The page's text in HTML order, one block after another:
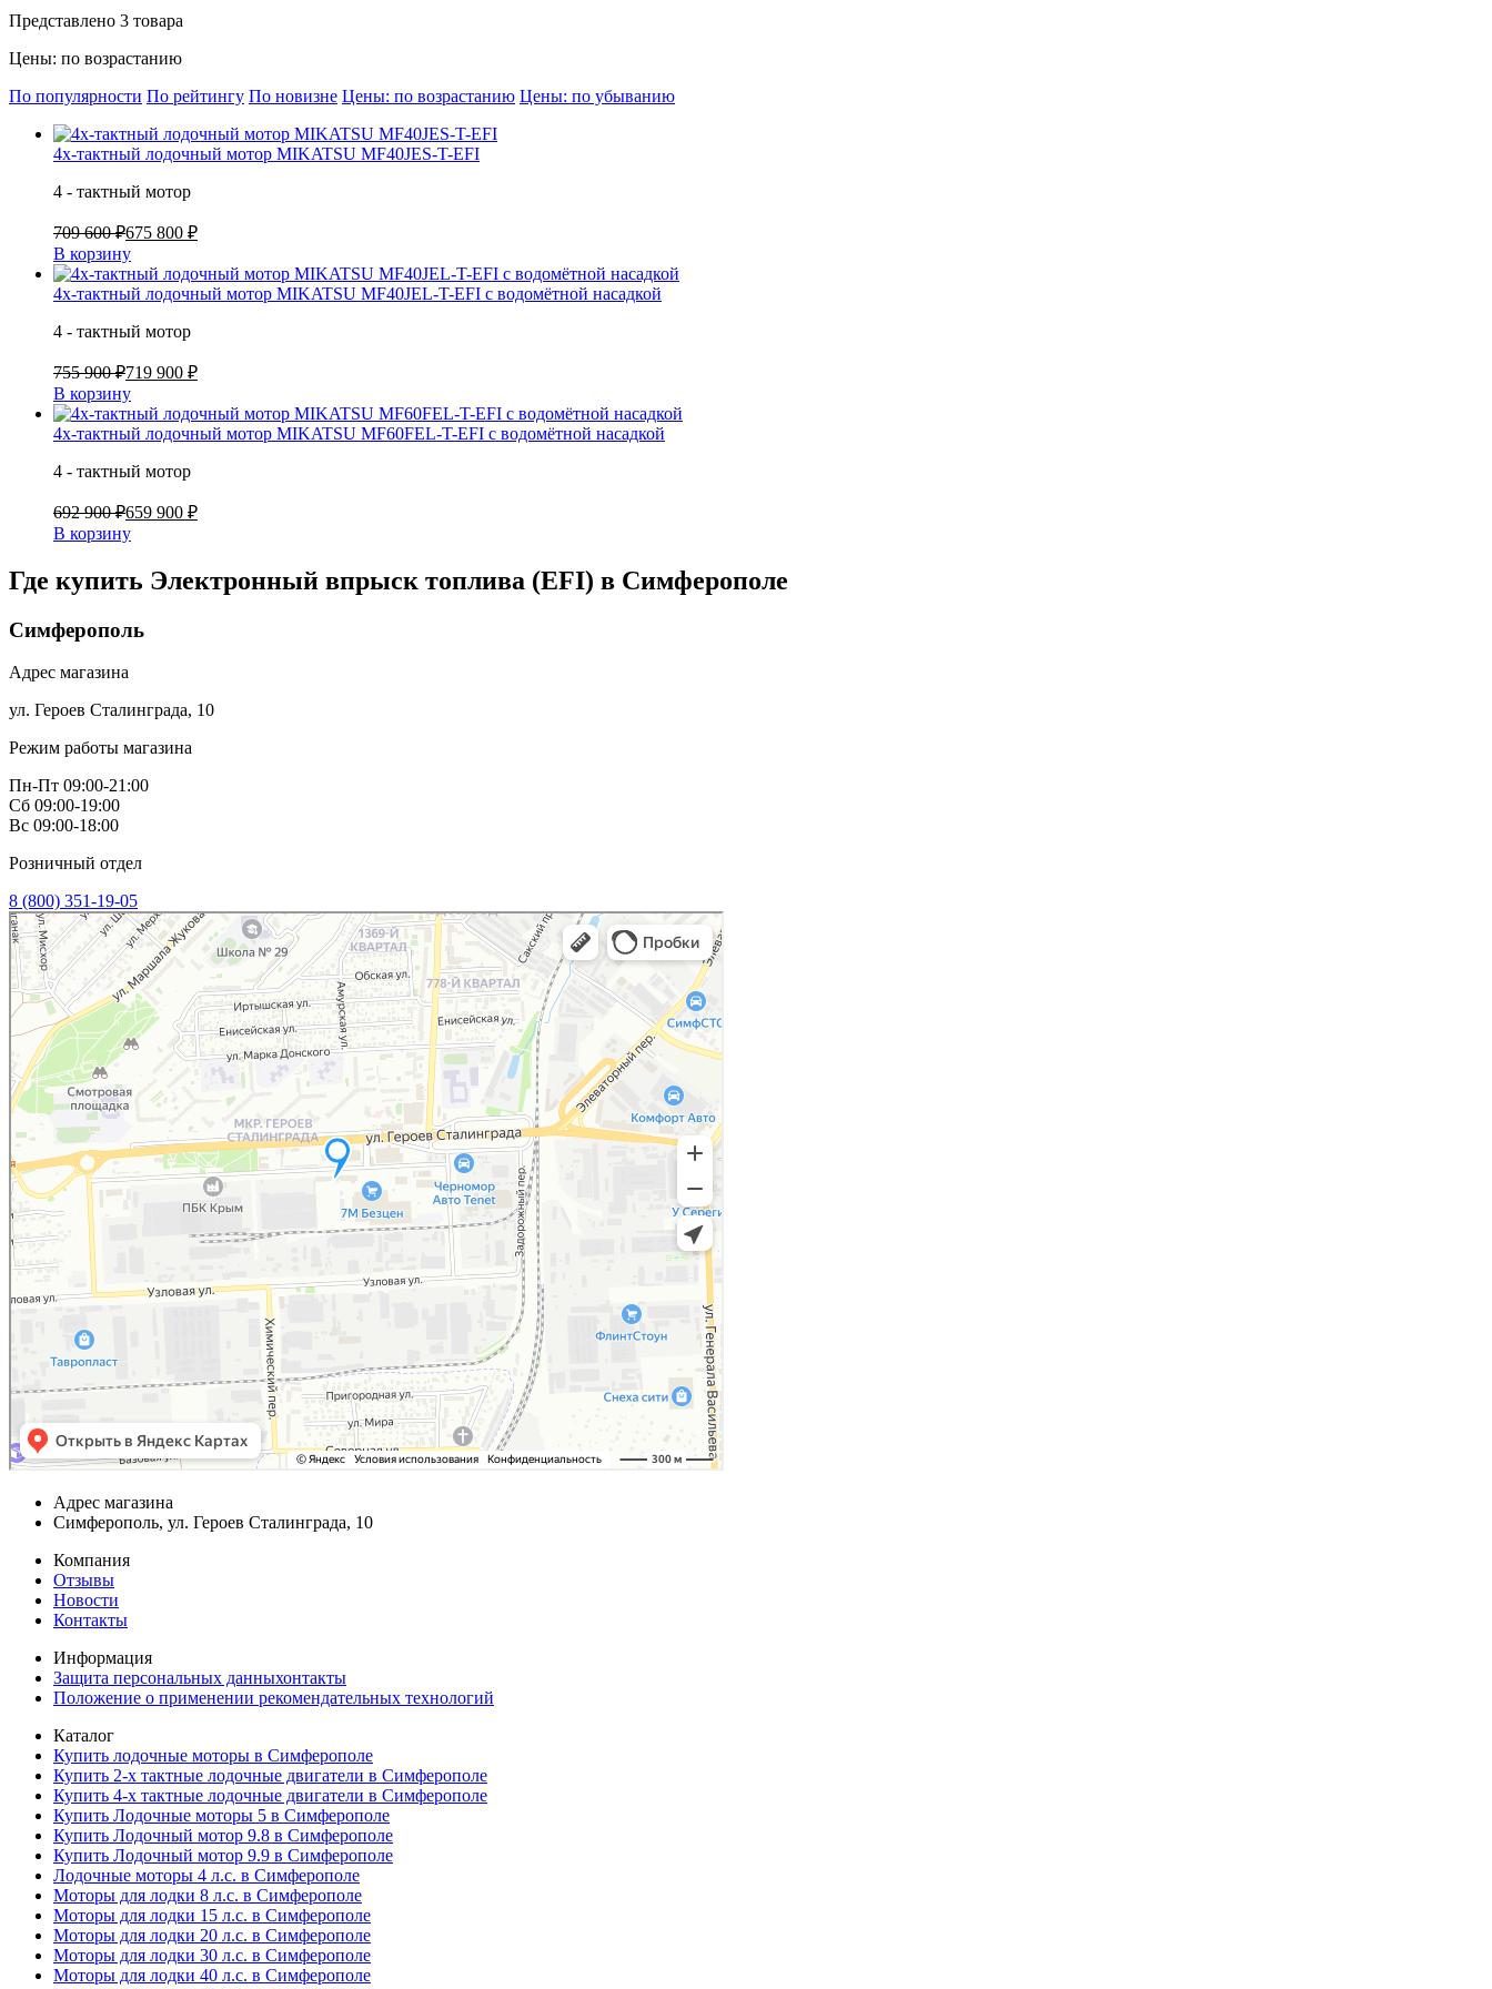
Представлено 3 товара
Цены: по возрастанию
По популярности По рейтингу По новизне Цены: по возрастанию Цены: по убыванию
4х-тактный лодочный мотор MIKATSU MF40JES-T-EFI
4 - тактный мотор
709 600 ₽675 800 ₽
В корзину
4х-тактный лодочный мотор MIKATSU MF40JEL-T-EFI с водомётной насадкой
4 - тактный мотор
755 900 ₽719 900 ₽
В корзину
4х-тактный лодочный мотор MIKATSU MF60FEL-T-EFI с водомётной насадкой
4 - тактный мотор
692 900 ₽659 900 ₽
В корзину
Где купить Электронный впрыск топлива (EFI) в Симферополе
Симферополь
Адрес магазина
ул. Героев Сталинграда, 10
Режим работы магазина
Пн-Пт 09:00-21:00
Сб 09:00-19:00
Вс 09:00-18:00
Розничный отдел
8 (800) 351-19-05
Адрес магазина
Симферополь, ул. Героев Сталинграда, 10
Компания
Отзывы
Новости
Контакты
Информация
Защита персональных данныхонтакты
Положение о применении рекомендательных технологий
Каталог
Купить лодочные моторы в Симферополе
Купить 2-х тактные лодочные двигатели в Симферополе
Купить 4-х тактные лодочные двигатели в Симферополе
Купить Лодочные моторы 5 в Симферополе
Купить Лодочный мотор 9.8 в Симферополе
Купить Лодочный мотор 9.9 в Симферополе
Лодочные моторы 4 л.с. в Симферополе
Моторы для лодки 8 л.с. в Симферополе
Моторы для лодки 15 л.с. в Симферополе
Моторы для лодки 20 л.с. в Симферополе
Моторы для лодки 30 л.с. в Симферополе
Моторы для лодки 40 л.с. в Симферополе